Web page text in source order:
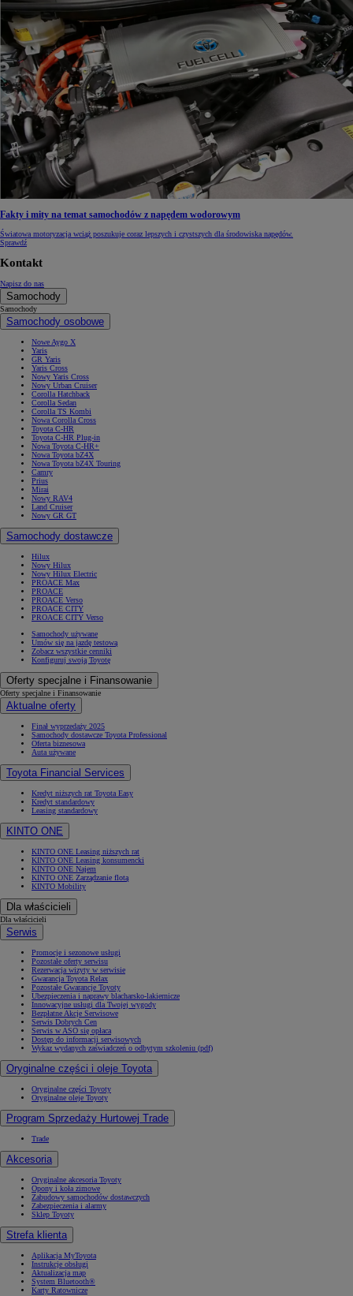
Fakty i mity na temat samochodów z napędem wodorowym
Światowa motoryzacja wciąż poszukuje coraz lepszych i czystszych dla środowiska napędów.
Sprawdź
Kontakt
Napisz do nas
Samochody
Samochody
Samochody osobowe
Nowe Aygo X
Yaris
GR Yaris
Yaris Cross
Nowy Yaris Cross
Nowy Urban Cruiser
Corolla Hatchback
Corolla Sedan
Corolla TS Kombi
Nowa Corolla Cross
Toyota C-HR
Toyota C-HR Plug-in
Nowa Toyota C-HR+
Nowa Toyota bZ4X
Nowa Toyota bZ4X Touring
Camry
Prius
Mirai
Nowy RAV4
Land Cruiser
Nowy GR GT
Samochody dostawcze
Hilux
Nowy Hilux
Nowy Hilux Electric
PROACE Max
PROACE
PROACE Verso
PROACE CITY
PROACE CITY Verso
Samochody używane
Umów się na jazdę testową
Zobacz wszystkie cenniki
Konfiguruj swoją Toyotę
Oferty specjalne i Finansowanie
Oferty specjalne i Finansowanie
Aktualne oferty
Finał wyprzedaży 2025
Samochody dostawcze Toyota Professional
Oferta biznesowa
Auta używane
Toyota Financial Services
Kredyt niższych rat Toyota Easy
Kredyt standardowy
Leasing standardowy
KINTO ONE
KINTO ONE Leasing niższych rat
KINTO ONE Leasing konsumencki
KINTO ONE Najem
KINTO ONE Zarządzanie flotą
KINTO Mobility
Dla właścicieli
Dla właścicieli
Serwis
Promocje i sezonowe usługi
Pozostałe oferty serwisu
Rezerwacja wizyty w serwisie
Gwarancja Toyota Relax
Pozostałe Gwarancje Toyoty
Ubezpieczenia i naprawy blacharsko-lakiernicze
Innowacyjne usługi dla Twojej wygody
Bezpłatne Akcje Serwisowe
Serwis Dobrych Cen
Serwis w ASO się opłaca
Dostęp do informacji serwisowych
Wykaz wydanych zaświadczeń o odbytym szkoleniu (pdf)
Oryginalne części i oleje Toyota
Oryginalne części Toyoty
Oryginalne oleje Toyoty
Program Sprzedaży Hurtowej Trade
Trade
Akcesoria
Oryginalne akcesoria Toyoty
Opony i koła zimowe
Zabudowy samochodów dostawczych
Zabezpieczenia i alarmy
Sklep Toyoty
Strefa klienta
Aplikacja MyToyota
Instrukcje obsługi
Aktualizacja map
System Bluetooth®
Karty Ratownicze